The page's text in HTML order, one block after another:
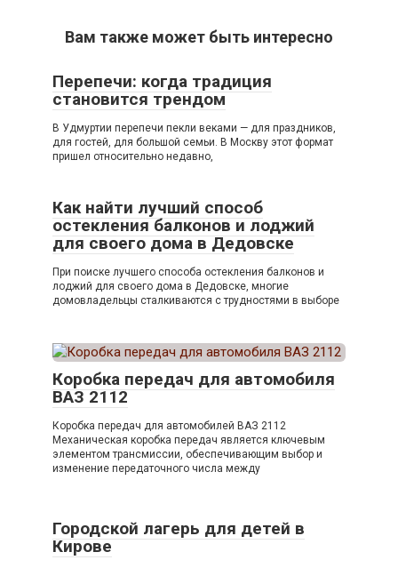
Вам также может быть интересно
Перепечи: когда традиция
становится трендом
В Удмуртии перепечи пекли веками — для праздников,
для гостей, для большой семьи. В Москву этот формат
пришел относительно недавно,
Как найти лучший способ
остекления балконов и лоджий
для своего дома в Дедовске
При поиске лучшего способа остекления балконов и
лоджий для своего дома в Дедовске, многие
домовладельцы сталкиваются с трудностями в выборе
Коробка передач для автомобиля
ВАЗ 2112
Коробка передач для автомобилей ВАЗ 2112
Механическая коробка передач является ключевым
элементом трансмиссии, обеспечивающим выбор и
изменение передаточного числа между
Городской лагерь для детей в
Кирове